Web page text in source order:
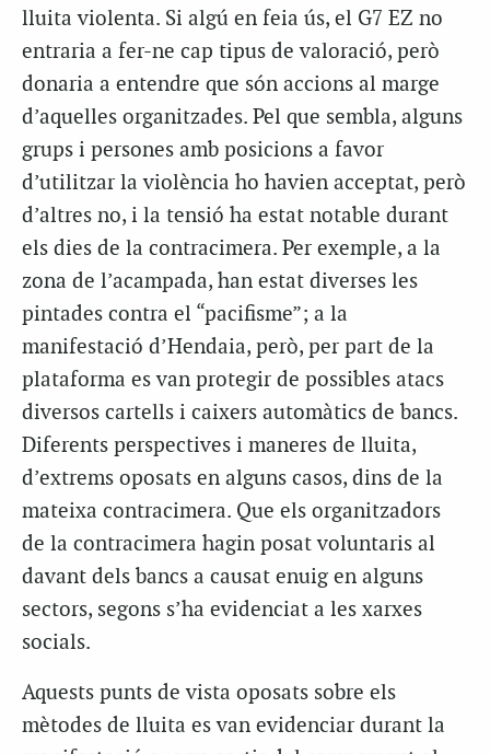
lluita violenta. Si algú en feia ús, el G7 EZ no
entraria a fer-ne cap tipus de valoració, però
donaria a entendre que són accions al marge
d’aquelles organitzades. Pel que sembla, alguns
grups i persones amb posicions a favor
d’utilitzar la violència ho havien acceptat, però
d’altres no, i la tensió ha estat notable durant
els dies de la contracimera. Per exemple, a la
zona de l’acampada, han estat diverses les
pintades contra el “pacifisme”; a la
manifestació d’Hendaia, però, per part de la
plataforma es van protegir de possibles atacs
diversos cartells i caixers automàtics de bancs.
Diferents perspectives i maneres de lluita,
d’extrems oposats en alguns casos, dins de la
mateixa contracimera. Que els organitzadors
de la contracimera hagin posat voluntaris al
davant dels bancs a causat enuig en alguns
sectors, segons s’ha evidenciat a les xarxes
socials.
Aquests punts de vista oposats sobre els
mètodes de lluita es van evidenciar durant la